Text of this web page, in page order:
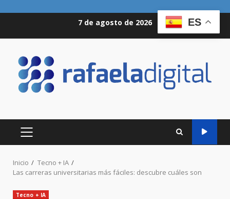
7 de agosto de 2026
MENÚ
PRINCIPAL
Inicio
Tecno + IA
Las carreras universitarias más fáciles: descubre cuáles son
Tecno + IA
ES